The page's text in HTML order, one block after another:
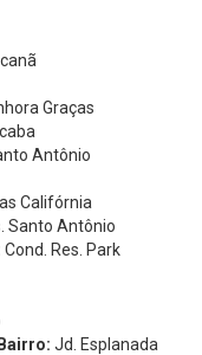
Graças
Antônio
Califórnia
Santo Antônio
Cond. Res. Park
Bairro: Jd. Esplanada